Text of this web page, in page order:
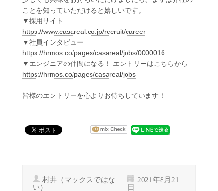
ことを知っていただけると嬉しいです。
▼採用サイト
https://www.casareal.co.jp/recruit/career
▼社員インタビュー
https://hrmos.co/pages/casareal/jobs/0000016
▼エンジニアの仲間になる！ エントリーはこちらから
https://hrmos.co/pages/casareal/jobs
皆様のエントリーを心よりお待ちしています！
村井（マックスではな
い）
2021年8月21
日